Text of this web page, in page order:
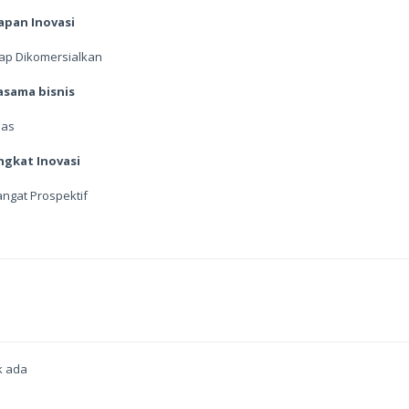
Inovasi
Dikomersialkan
bisnis
Inovasi
Prospektif
ada